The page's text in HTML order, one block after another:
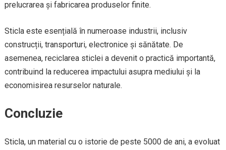
prelucrarea și fabricarea produselor finite.
Sticla este esențială în numeroase industrii, inclusiv
construcții, transporturi, electronice și sănătate. De
asemenea, reciclarea sticlei a devenit o practică importantă,
contribuind la reducerea impactului asupra mediului și la
economisirea resurselor naturale.
Concluzie
Sticla, un material cu o istorie de peste 5000 de ani, a evoluat